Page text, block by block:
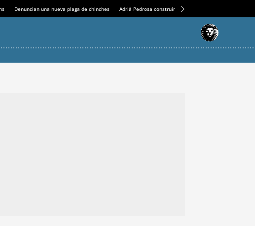
Denuncian una nueva plaga de chinches Adrià Pedrosa construirá la nueva residencia en el